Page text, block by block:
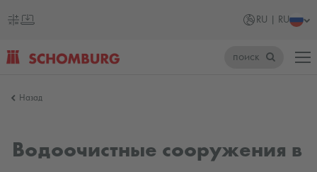
RU | RU
поиск
Назад
Водоочистные сооружения в